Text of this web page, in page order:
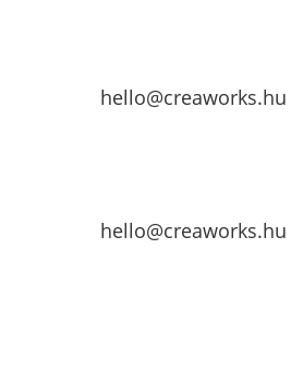
hello@creaworks.hu
hello@creaworks.hu